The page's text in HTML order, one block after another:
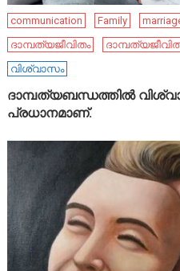
communication Family
ദാമ്പത്യജീവിതം
വിശ്വാസം
ദാമ്പത്യബന്ധത്തിൽ
പ്രധാനമാണ്.